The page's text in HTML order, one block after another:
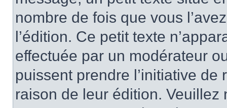
nombre de fois que vous
l’édition. Ce petit texte
effectuée par un modérateur
puissent prendre l’initiative
raison de leur édition.